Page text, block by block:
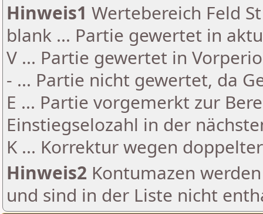
Hinweis1 Wertebereich Feld
blank ... Partie gewertet in
V ... Partie gewertet in
- ... Partie nicht gewertet, da
E ... Partie vorgemerkt zur
Einstiegselozahl in der
K ... Korrektur wegen
Hinweis2 Kontumazen
und sind in der Liste nicht